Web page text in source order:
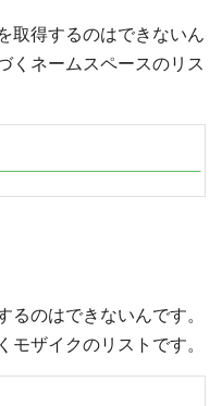
取得するのはできないん
くネームスペースのリス
のはできないんです。
ザイクのリストです。